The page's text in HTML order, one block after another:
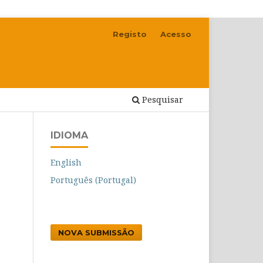
Pesquisar
Registo Acesso
IDIOMA
English
Português (Portugal)
NOVA SUBMISSÃO